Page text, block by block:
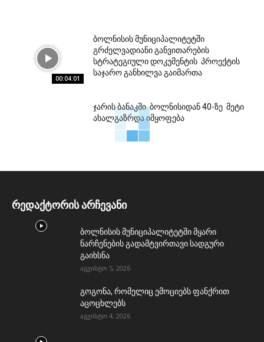
00:04:01
ბოლნისის მუნიციპალიტეტში
გრძელვადიანი განვითარების
სტრატეგიული დოკუმენტის პროექტის
საჯარო განხილვა გაიმართა
ჯარის ბანაკში ბოლნისიდან 40-ზე მეტი
ახალგაზრდა იმყოფება
რედაქტორის არჩევანი
ბოლნისის მუნიციპალიტეტში მყარი
ნარჩენების გადამტვირთავი სადგური
გაიხსნა
აგვისტო 5, 2026
გოგონა, რომელიც ემოციებს ფანქრით
აცოცხლებს
აგვისტო 4, 2026